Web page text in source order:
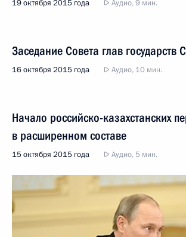
19 октября 2015 года Аудио, 9 мин.
Заседание Совета глав государств
16 октября 2015 года Аудио, 10 мин.
Начало российско-казахстанских
в расширенном составе
15 октября 2015 года Аудио, 5 мин.